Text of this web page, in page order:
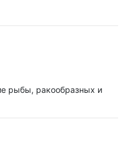
рыбы, ракообразных и